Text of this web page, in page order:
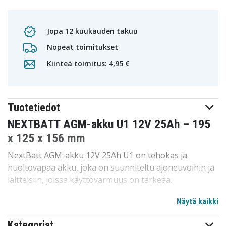
Jopa 12 kuukauden takuu
Nopeat toimitukset
Kiinteä toimitus: 4,95 €
Tuotetiedot
NEXTBATT AGM-akku U1 12V 25Ah – 195
x 125 x 156 mm
NextBatt AGM-akku 12V 25Ah U1 on tehokas ja
huoltovapaa akku, joka on suunniteltu ajoneuvoihin ja
laitteisiin, joissa käyttövarmuus on tärkeää.
Näytä kaikki